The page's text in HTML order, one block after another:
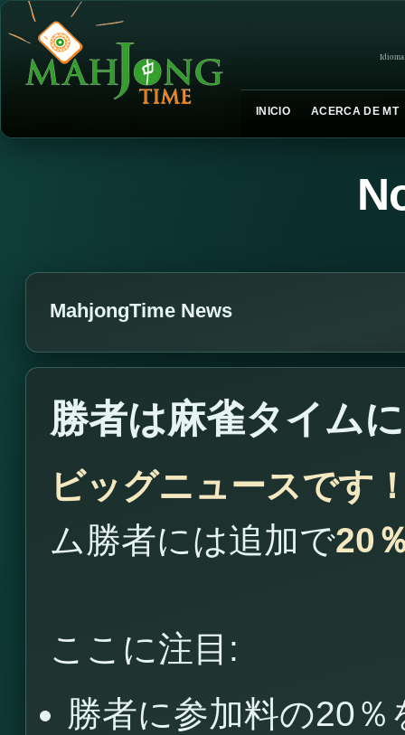
INICIO ACERCA DE MT
MahjongTime News
勝者は麻雀タイム
ビッグニュースです
ム勝者には追加で20
ここに注目:
勝者に参加料の20％